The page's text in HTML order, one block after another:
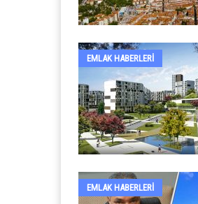
EMLAK HABERLERI
EMLAK HABERLERI